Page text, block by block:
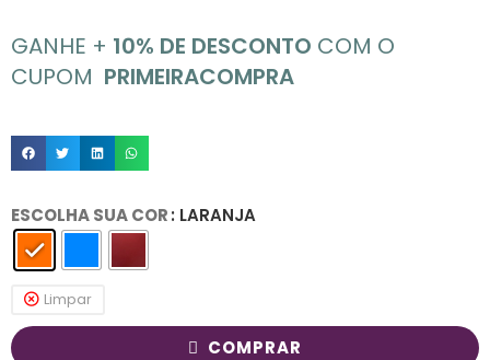
GANHE + 10% DE DESCONTO COM O
CUPOM PRIMEIRACOMPRA
ESCOLHA SUA COR: LARANJA
Limpar
COMPRAR